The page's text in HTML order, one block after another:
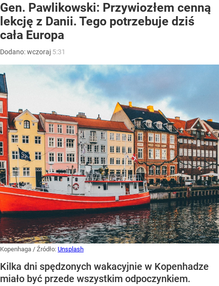
Gen. Pawlikowski: Przywiozłem cenną
lekcję z Danii. Tego potrzebuje dziś
cała Europa
Dodano:wczoraj 5:31
Kopenhaga / Źródło: Unsplash
Kilka dni spędzonych wakacyjnie w Kopenhadze
miało być przede wszystkim odpoczynkiem.